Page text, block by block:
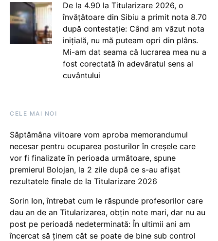
De la 4.90 la Titularizare 2026, o
învățătoare din Sibiu a primit nota 8.70
după contestație: Când am văzut nota
inițială, nu mă puteam opri din plâns.
Mi-am dat seama că lucrarea mea nu a
fost corectată în adevăratul sens al
cuvântului
CELE MAI NOI
Săptămâna viitoare vom aproba memorandumul
necesar pentru ocuparea posturilor în creșele care
vor fi finalizate în perioada următoare, spune
premierul Bolojan, la 2 zile după ce s-au afișat
rezultatele finale de la Titularizare 2026
Sorin Ion, întrebat cum le răspunde profesorilor care
dau an de an Titularizarea, obțin note mari, dar nu au
post pe perioadă nedeterminată: În ultimii ani am
încercat să ținem cât se poate de bine sub control